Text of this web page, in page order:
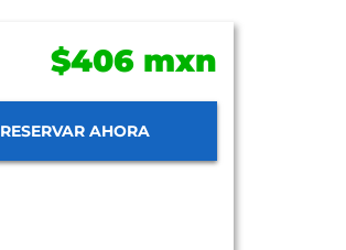
$406 mxn
RESERVAR AHORA